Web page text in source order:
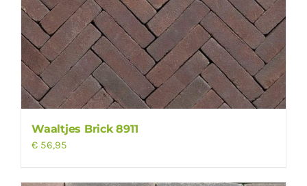
Waaltjes Brick 8911
€ 56,95